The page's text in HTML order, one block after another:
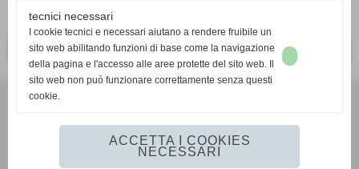
<< PRECEDENTE SUCCESSIVO >>
Foto Pieffe di Toni Elia
tecnici necessari
I cookie tecnici e necessari aiutano a rendere fruibile un
sito web abilitando funzioni di base come la navigazione
della pagina e l'accesso alle aree protette del sito web. Il
sito web non può funzionare correttamente senza questi
cookie.
ACCETTA I COOKIES
NECESSARI